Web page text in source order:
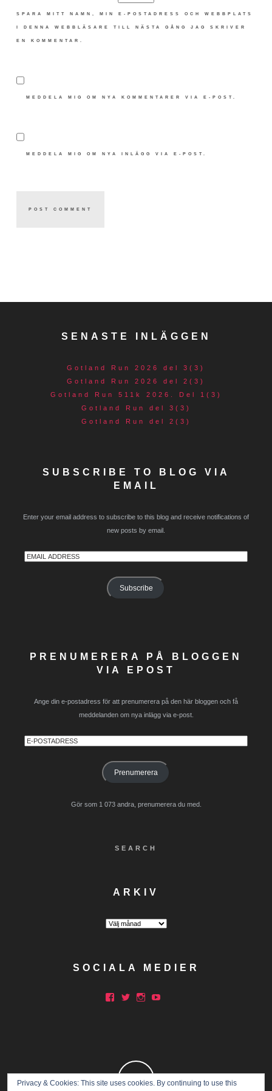
SPARA MITT NAMN, MIN E-POSTADRESS OCH WEBBPLATS
I DENNA WEBBLÄSARE TILL NÄSTA GÅNG JAG SKRIVER
EN KOMMENTAR.
MEDDELA MIG OM NYA KOMMENTARER VIA E-POST.
MEDDELA MIG OM NYA INLÄGG VIA E-POST.
SENASTE INLÄGGEN
Gotland Run 2026 del 3(3)
Gotland Run 2026 del 2(3)
Gotland Run 511k 2026. Del 1(3)
Gotland Run del 3(3)
Gotland Run del 2(3)
SUBSCRIBE TO BLOG VIA
EMAIL
Enter your email address to subscribe to this blog and receive notifications of
new posts by email.
Email
Subscribe
PRENUMERERA PÅ BLOGGEN
VIA EPOST
Ange din e-postadress för att prenumerera på den här bloggen och få
meddelanden om nya inlägg via e-post.
E-
Prenumerera
Gör som 1 073 andra, prenumerera du med.
SEARCH
ARKIV
Arkiv
SOCIALA MEDIER
Facebook
Twitter
Instagram
Privacy & Cookies: This site uses cookies. By continuing to use this